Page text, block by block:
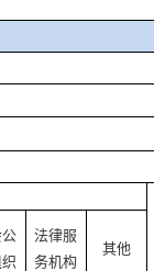
法律服
务机构
其他